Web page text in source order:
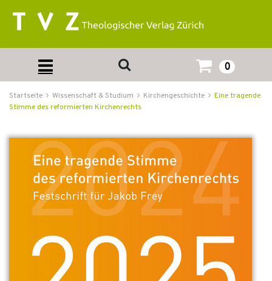
0
Startseite Wissenschaft & Studium Kirchengeschichte
Eine tragende
Stimme des reformierten Kirchenrechts